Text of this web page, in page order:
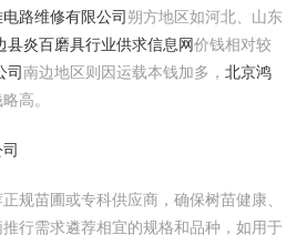
路维修有限公司 朔方地区如河北、山东
县炎百磨具行业供求信息网价钱相对较
司南边地区则因运载本钱加多， 北京鸿
高。
规苗圃或专科供应商，确保树苗健康、
行需求遴荐相宜的规格和品种，如用于